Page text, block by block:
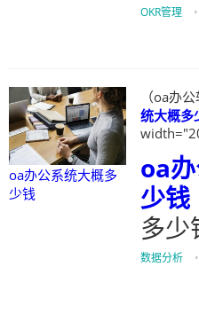
OKR管理 •
oa办公系统大概多
少钱
（oa办
统大概多
oa
少钱
多少
数据分析 •